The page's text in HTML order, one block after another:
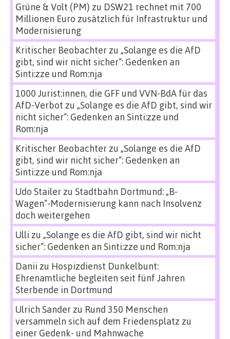
Grüne & Volt (PM) zu DSW21 rechnet mit 700
Millionen Euro zusätzlich für Infrastruktur und
Modernisierung
Kritischer Beobachterzu „Solange es die AfD
gibt, sind wir nicht sicher“: Gedenken an
Sinti:zze und Rom:nja
1000 Jurist:innen, die GFF und VVN-BdA für das
AfD-Verbot zu „Solange es die AfD gibt, sind wir
nicht sicher“: Gedenken an Sinti:zze und
Rom:nja
Kritischer Beobachterzu „Solange es die AfD
gibt, sind wir nicht sicher“: Gedenken an
Sinti:zze und Rom:nja
Udo Stailerzu Stadtbahn Dortmund: „B-
Wagen“-Modernisierung kann nach Insolvenz
doch weitergehen
Ulli zu „Solange es die AfD gibt, sind wir nicht
sicher“: Gedenken an Sinti:zze und Rom:nja
Danii zu Hospizdienst Dunkelbunt:
Ehrenamtliche begleiten seit fünf Jahren
Sterbende in Dortmund
Ulrich Sanderzu Rund 350 Menschen
versammeln sich auf dem Friedensplatz zu
einer Gedenk- und Mahnwache